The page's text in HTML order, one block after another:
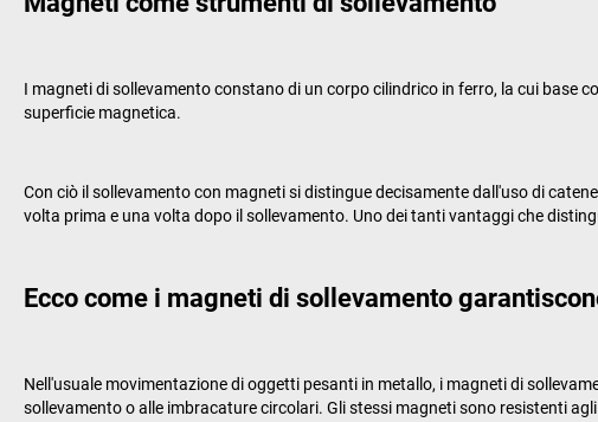
I magneti di sollevamento constano di un corpo cilindrico in ferro, la cui base
superficie magnetica.
Con ciò il sollevamento con magneti si distingue decisamente dall'uso di
volta prima e una volta dopo il sollevamento. Uno dei tanti vantaggi che
Ecco come i magneti di sollevamento
Nell'usuale movimentazione di oggetti pesanti in metallo, i magneti di
sollevamento o alle imbracature circolari. Gli stessi magneti sono resistenti